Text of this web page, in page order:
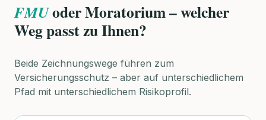
FMUoder Moratorium – welcher
Weg passt zu Ihnen?
Beide Zeichnungswege führen zum
Versicherungsschutz – aber auf unterschiedlichem
Pfad mit unterschiedlichem Risikoprofil.